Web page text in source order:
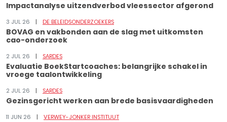
Impactanalyse uitzendverbod vleessector afgerond
3 JUL 26 DE BELEIDSONDERZOEKERS
BOVAG en vakbonden aan de slag met uitkomsten
cao-onderzoek
2 JUL 26 SARDES
Evaluatie BoekStartcoaches: belangrijke schakel in
vroege taalontwikkeling
2 JUL 26 SARDES
Gezinsgericht werken aan brede basisvaardigheden
11 JUN 26 VERWEY-JONKER INSTITUUT